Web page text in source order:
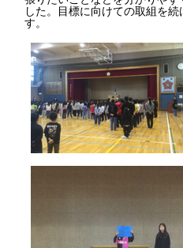
した。目標に向けての取組を
す。